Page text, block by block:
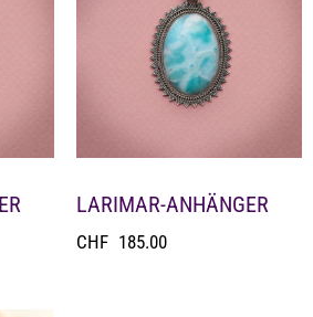
LARIMAR-ANHÄNGER
CHF 185.00